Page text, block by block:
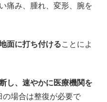
痛み、腫れ、変形、腕を
面に打ち付けることによ
し、速やかに医療機関を
の場合は整復が必要で